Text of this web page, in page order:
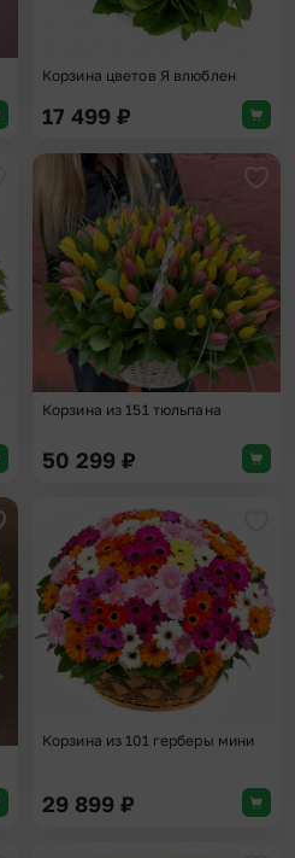
Корзина цветов Я влюблен
17 499 ₽
Добавить в избранное
Корзина из 151 тюльпана
50 299 ₽
Добавить в избранное
Корзина из 101 герберы мини
29 899 ₽